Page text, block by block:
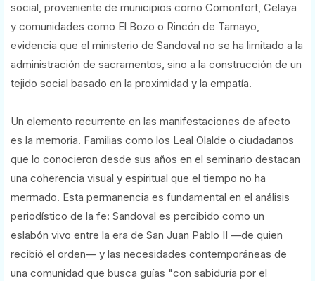
social, proveniente de municipios como Comonfort, Celaya
y comunidades como El Bozo o Rincón de Tamayo,
evidencia que el ministerio de Sandoval no se ha limitado a la
administración de sacramentos, sino a la construcción de un
tejido social basado en la proximidad y la empatía.
Un elemento recurrente en las manifestaciones de afecto
es la memoria. Familias como los Leal Olalde o ciudadanos
que lo conocieron desde sus años en el seminario destacan
una coherencia visual y espiritual que el tiempo no ha
mermado. Esta permanencia es fundamental en el análisis
periodístico de la fe: Sandoval es percibido como un
eslabón vivo entre la era de San Juan Pablo II —de quien
recibió el orden— y las necesidades contemporáneas de
una comunidad que busca guías "con sabiduría por el